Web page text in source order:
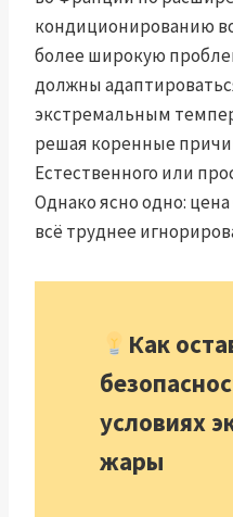
кондиционированию
более широкую
должны
экстремальным
решая коренные
Естественного или
Однако ясно одно:
всё труднее
Как
условиях
жары